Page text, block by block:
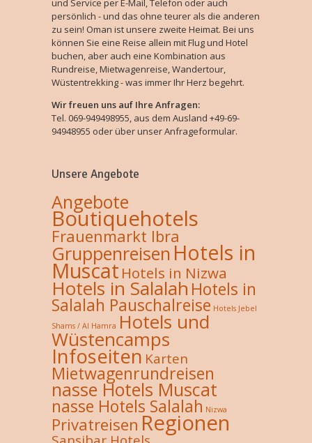
persönlich - und das ohne teurer als die anderen
zu sein! Oman ist unsere zweite Heimat. Bei uns
können Sie eine Reise allein mit Flug und Hotel
buchen, aber auch eine Kombination aus
Rundreise, Mietwagenreise, Wandertour,
Wüstentrekking - was immer Ihr Herz begehrt.
Wir freuen uns auf Ihre Anfragen:
Tel. 069-949498955, aus dem Ausland +49-69-
94948955 oder über unser Anfrageformular.
Unsere Angebote
Angebote
Boutiquehotels
Frauenmarkt Ibra
Gruppenreisen Hotels in
Muscat Hotels in Nizwa
Hotels in Salalah Hotels in
Salalah Pauschalreise Hotels Jebel
Shams / Al Hamra Hotels und
Wüstencamps
Infoseiten Karten
Mietwagenrundreisen
nasse Hotels Muscat
nasse Hotels Salalah Nizwa
Privatreisen Regionen